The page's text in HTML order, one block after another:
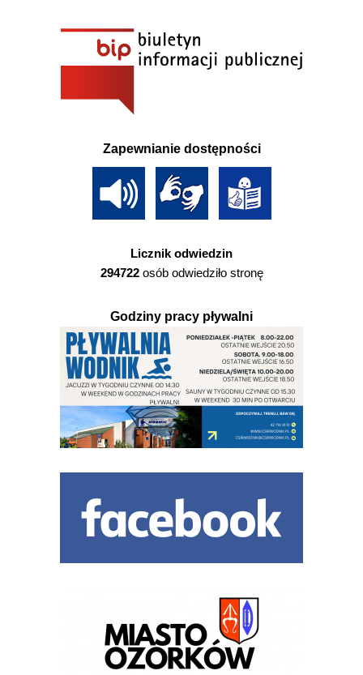
Zapewnianie dostępności
Licznik odwiedzin
294722osób odwiedziło stronę
Godziny pracy pływalni